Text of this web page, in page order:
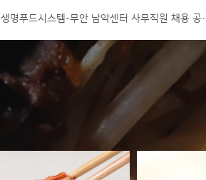
생명푸드시스템(주) 정직,성실한 사원,영양사 상…
생명푸드시스템(주) 정직,성실한 사원,영양사 상…
생명푸드시스템 채용공고-조리사, 조리보조원 구인
생명푸드시스템-무안 남악센터 사무직원 채용 공…